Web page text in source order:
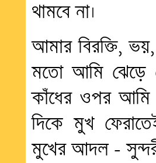
থামবে না।
আমার বিরক্তি,
মতো আমি ঝেড়ে
কাঁধের ওপর আমি
দিকে মুখ
মুখের আদল –